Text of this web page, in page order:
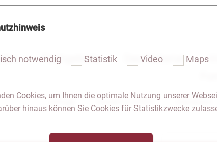
Fachgebiete Das Notariat
Kontakt & Anfahrt
notwendig Statistik Video Maps
Cookies, um Ihnen die optimale Nutzung unserer
hinaus können Sie Cookies für Statistikzwecke